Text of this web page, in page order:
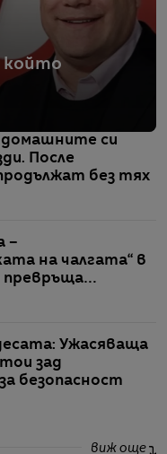
домашните си
После
без тях
–
на чалгата“ в
превръща
в клубна
Ужасяваща
зад
безопасност
виж още